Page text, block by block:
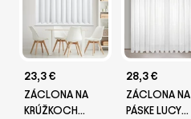
23,3 €
ZÁCLONA NA
KRÚŽKOCH
28,3 €
ZÁCLONA NA
PÁSKE LUCY